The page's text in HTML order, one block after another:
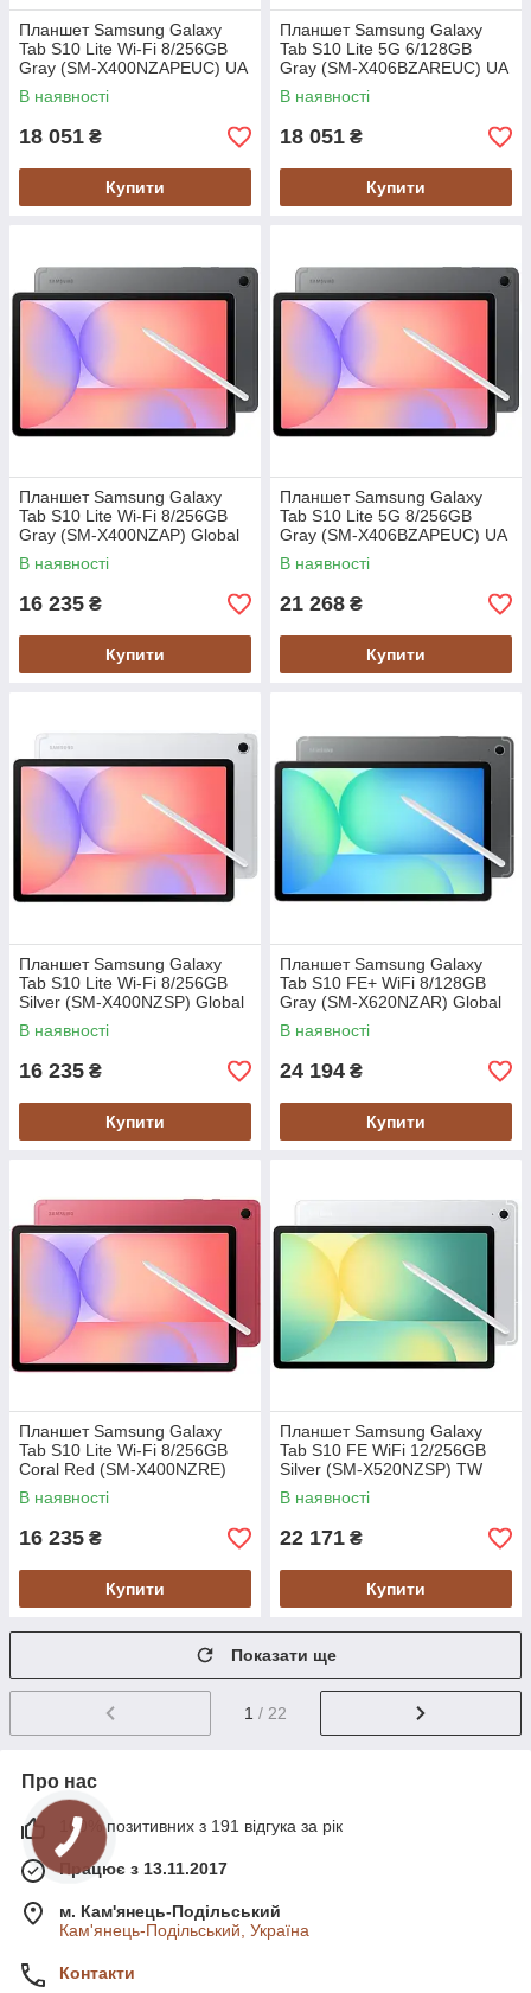
Планшет Samsung Galaxy
Tab S10 Lite Wi-Fi 8/256GB
Gray (SM-X400NZAPEUC) UA
UCRF
В наявності
18 051 ₴
Купити
Планшет Samsung Galaxy
Tab S10 Lite 5G 6/128GB
Gray (SM-X406BZAREUC) UA
UCRF
В наявності
18 051 ₴
Купити
Планшет Samsung Galaxy
Tab S10 Lite Wi-Fi 8/256GB
Gray (SM-X400NZAP) Global
version
В наявності
16 235 ₴
Купити
Планшет Samsung Galaxy
Tab S10 Lite 5G 8/256GB
Gray (SM-X406BZAPEUC) UA
UCRF
В наявності
21 268 ₴
Купити
Планшет Samsung Galaxy
Tab S10 Lite Wi-Fi 8/256GB
Silver (SM-X400NZSP) Global
version
В наявності
16 235 ₴
Купити
Планшет Samsung Galaxy
Tab S10 FE+ WiFi 8/128GB
Gray (SM-X620NZAR) Global
version
В наявності
24 194 ₴
Купити
Планшет Samsung Galaxy
Tab S10 Lite Wi-Fi 8/256GB
Coral Red (SM-X400NZRE)
Global version
В наявності
16 235 ₴
Купити
Планшет Samsung Galaxy
Tab S10 FE WiFi 12/256GB
Silver (SM-X520NZSP) TW
В наявності
22 171 ₴
Купити
Показати ще
1 / 22
Про нас
100% позитивних з 191 відгука за рік
Працює з 13.11.2017
м. Кам'янець-Подільський
Кам'янець-Подільський, Україна
Контакти